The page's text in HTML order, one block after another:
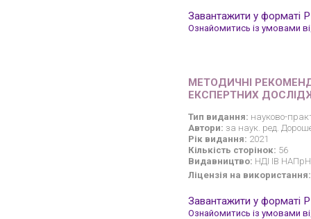
Завантажити у форматі
Ознайомитись із умовами
МЕТОДИЧНІ
ЕКСПЕРТНИХ
Тип видання: науково-
Автори: за наук. ред.
Рік видання: 2021
Кількість сторінок: 56
Видавництво: НДІ ІВ НАПрН
Ліцензія на використання:
Завантажити у форматі
Ознайомитись із умовами